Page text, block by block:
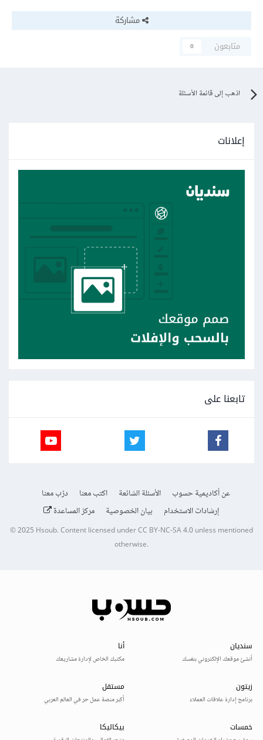
مشاركة
متابعون
0
اذهب إلى قائمة الأسئلة
إعلانات
تابعنا على
عن أكاديمية حسوب الأسئلة الشائعة اكتب معنا
درّب معنا
إرشادات الاستخدام
بيان الخصوصية مركز المساعدة
© 2025Hsoub.Content licensed underCC BY-NC-SA 4.0unless mentioned
otherwise.